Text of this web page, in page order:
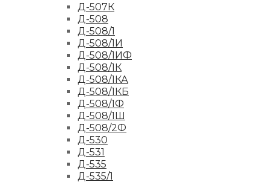
Д-507К
Д-508
Д-508/1
Д-508/1И
Д-508/1ИФ
Д-508/1К
Д-508/1КА
Д-508/1КБ
Д-508/1Ф
Д-508/1Ш
Д-508/2Ф
Д-530
Д-531
Д-535
Д-535/1